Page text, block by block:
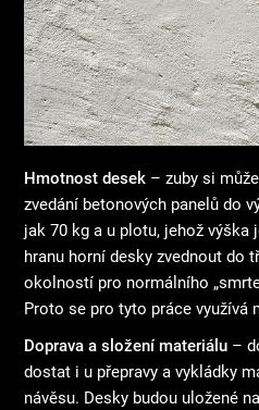
Hmotnost desek – zuby si
zvedání betonových panelů do
jak 70 kg a u plotu, jehož výška
hranu horní desky zvednout do
okolností pro normálního
Proto se pro tyto práce využívá
Doprava a složení materiálu –
dostat i u přepravy a vykládky
návěsu. Desky budou uložené